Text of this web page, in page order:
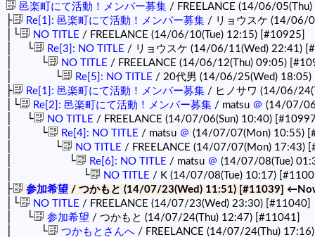
邑楽町にて活動！メンバー募集 / FREELANCE (14/06/
├ Re[1]: 邑楽町にて活動！メンバー募集 / リョウスケ (14/06/
│└ NO TITLE / FREELANCE (14/06/10(Tue) 12:15) [#10925]
│ └ Re[3]: NO TITLE / リョウスケ (14/06/11(Wed) 22:41)
│ └ NO TITLE / FREELANCE (14/06/12(Thu) 09:05)
│ └ Re[5]: NO TITLE / 20代男 (14/06/25(Wed) 18:05)
├ Re[1]: 邑楽町にて活動！メンバー募集 / ヒノサワ (14/06/
│└ Re[2]: 邑楽町にて活動！メンバー募集 / matsu ＠ (14/07/
│ └ NO TITLE / FREELANCE (14/07/06(Sun) 10:40)
│ └ Re[4]: NO TITLE / matsu ＠ (14/07/07(Mon) 10:55)
│ └ NO TITLE / FREELANCE (14/07/07(Mon) 17:43)
│ └ Re[6]: NO TITLE / matsu ＠ (14/07/08(Tue)
│ └ NO TITLE / K (14/07/08(Tue) 10:17)
├ 参加希望 / つかもと (14/07/23(Wed) 11:51) [#11039]
│└ NO TITLE / FREELANCE (14/07/23(Wed) 23:30) [#11040]
│ └ 参加希望 / つかもと (14/07/24(Thu) 12:47) [#11041]
│ └ つかもとさんへ / FREELANCE (14/07/24(Thu)